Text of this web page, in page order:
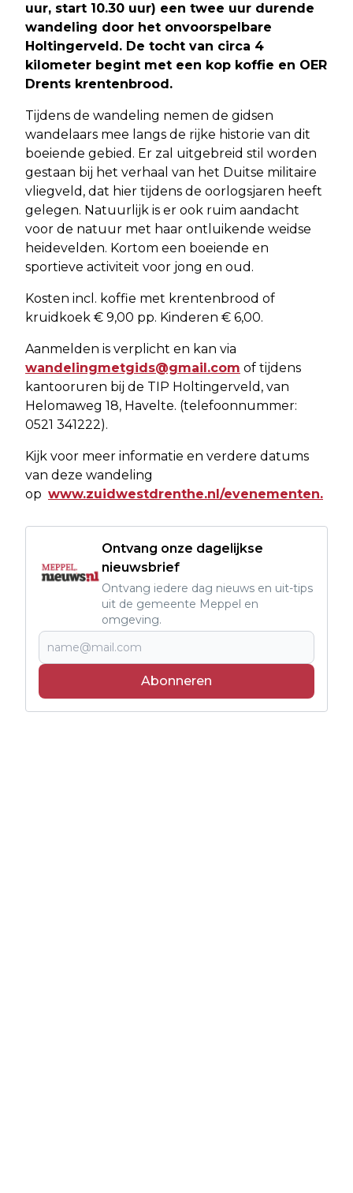
uur, start 10.30 uur) een twee uur durende
wandeling door het onvoorspelbare
Holtingerveld. De tocht van circa 4
kilometer begint met een kop koffie en OER
Drents krentenbrood.
Tijdens de wandeling nemen de gidsen
wandelaars mee langs de rijke historie van dit
boeiende gebied. Er zal uitgebreid stil worden
gestaan bij het verhaal van het Duitse militaire
vliegveld, dat hier tijdens de oorlogsjaren heeft
gelegen. Natuurlijk is er ook ruim aandacht
voor de natuur met haar ontluikende weidse
heidevelden. Kortom een boeiende en
sportieve activiteit voor jong en oud.
Kosten incl. koffie met krentenbrood of
kruidkoek € 9,00 pp. Kinderen € 6,00.
Aanmelden is verplicht en kan via
wandelingmetgids@gmail.com of tijdens
kantooruren bij de TIP Holtingerveld, van
Helomaweg 18, Havelte. (telefoonnummer:
0521 341222).
Kijk voor meer informatie en verdere datums
van deze wandeling
op www.zuidwestdrenthe.nl/evenementen.
Ontvang onze dagelijkse
nieuwsbrief
Ontvang iedere dag nieuws en uit-tips
uit de gemeente Meppel en
omgeving.
Abonneren